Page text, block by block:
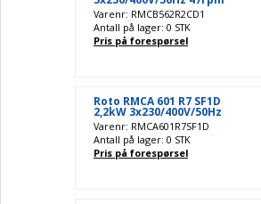
Varenr: RMCB562R2CD1
Antall på lager: 0 STK
Pris på forespørsel
Roto RMCA 601 R7 SF1D
2,2kW 3x230/400V/50Hz
Varenr: RMCA601R7SF1D
Antall på lager: 0 STK
Pris på forespørsel